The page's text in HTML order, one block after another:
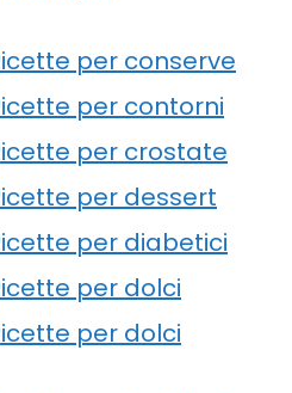
per conserve
per contorni
per crostate
per dessert
per diabetici
per dolci
per dolci